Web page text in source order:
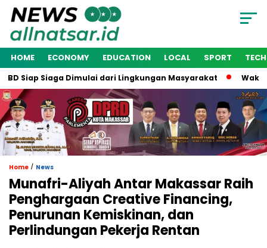
HOME ECONOMY EDUCATION LOCAL SPORT
Siaga Dimulai dari Lingkungan Masyarakat Wakil
Home / News
Munafri-Aliyah Antar Makassar Raih
Penghargaan Creative Financing,
Penurunan Kemiskinan, dan
Perlindungan Pekerja Rentan